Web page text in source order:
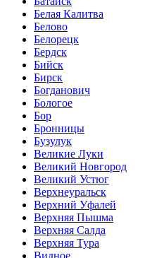
Белая Калитва
Белово
Белорецк
Бердск
Бийск
Бирск
Богданович
Бологое
Бор
Бронницы
Бузулук
Великие Луки
Великий Новгород
Великий Устюг
Верхнеуральск
Верхний Уфалей
Верхняя Пышма
Верхняя Салда
Верхняя Тура